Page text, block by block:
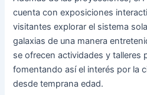
cuenta con exposiciones
visitantes explorar el sistema
galaxias de una manera
se ofrecen actividades y talleres
fomentando así el interés por la
desde temprana edad.